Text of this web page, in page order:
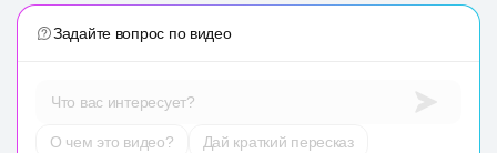
Задайте вопрос по видео
Что вас интересует?
О чем это видео?
Дай краткий пересказ